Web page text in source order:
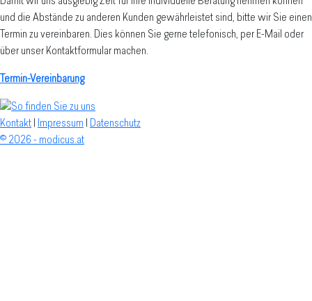
und die Abstände zu anderen Kunden gewährleistet sind, bitte wir Sie einen
Termin zu vereinbaren. Dies können Sie gerne telefonisch, per E-Mail oder
über unser Kontaktformular machen.
Termin-Vereinbarung
Kontakt Impressum
Datenschutz
© 2026 - modicus.at